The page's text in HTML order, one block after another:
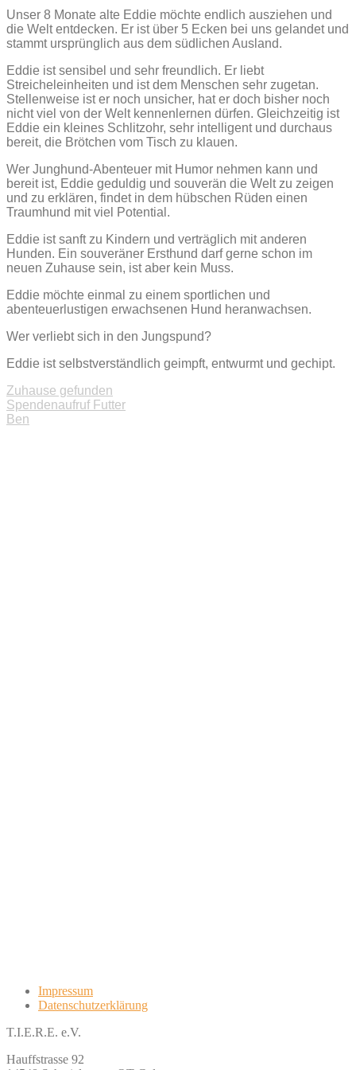
Unser 8 Monate alte Eddie möchte endlich ausziehen und
die Welt entdecken. Er ist über 5 Ecken bei uns gelandet und
stammt ursprünglich aus dem südlichen Ausland.
Eddie ist sensibel und sehr freundlich. Er liebt
Streicheleinheiten und ist dem Menschen sehr zugetan.
Stellenweise ist er noch unsicher, hat er doch bisher noch
nicht viel von der Welt kennenlernen dürfen. Gleichzeitig ist
Eddie ein kleines Schlitzohr, sehr intelligent und durchaus
bereit, die Brötchen vom Tisch zu klauen.
Wer Junghund-Abenteuer mit Humor nehmen kann und
bereit ist, Eddie geduldig und souverän die Welt zu zeigen
und zu erklären, findet in dem hübschen Rüden einen
Traumhund mit viel Potential.
Eddie ist sanft zu Kindern und verträglich mit anderen
Hunden. Ein souveräner Ersthund darf gerne schon im
neuen Zuhause sein, ist aber kein Muss.
Eddie möchte einmal zu einem sportlichen und
abenteuerlustigen erwachsenen Hund heranwachsen.
Wer verliebt sich in den Jungspund?
Eddie ist selbstverständlich geimpft, entwurmt und gechipt.
Zuhause gefunden
Beitragsnavigation
Spendenaufruf Futter
Ben
Impressum
Datenschutzerklärung
T.I.E.R.E. e.V.
Hauffstrasse 92